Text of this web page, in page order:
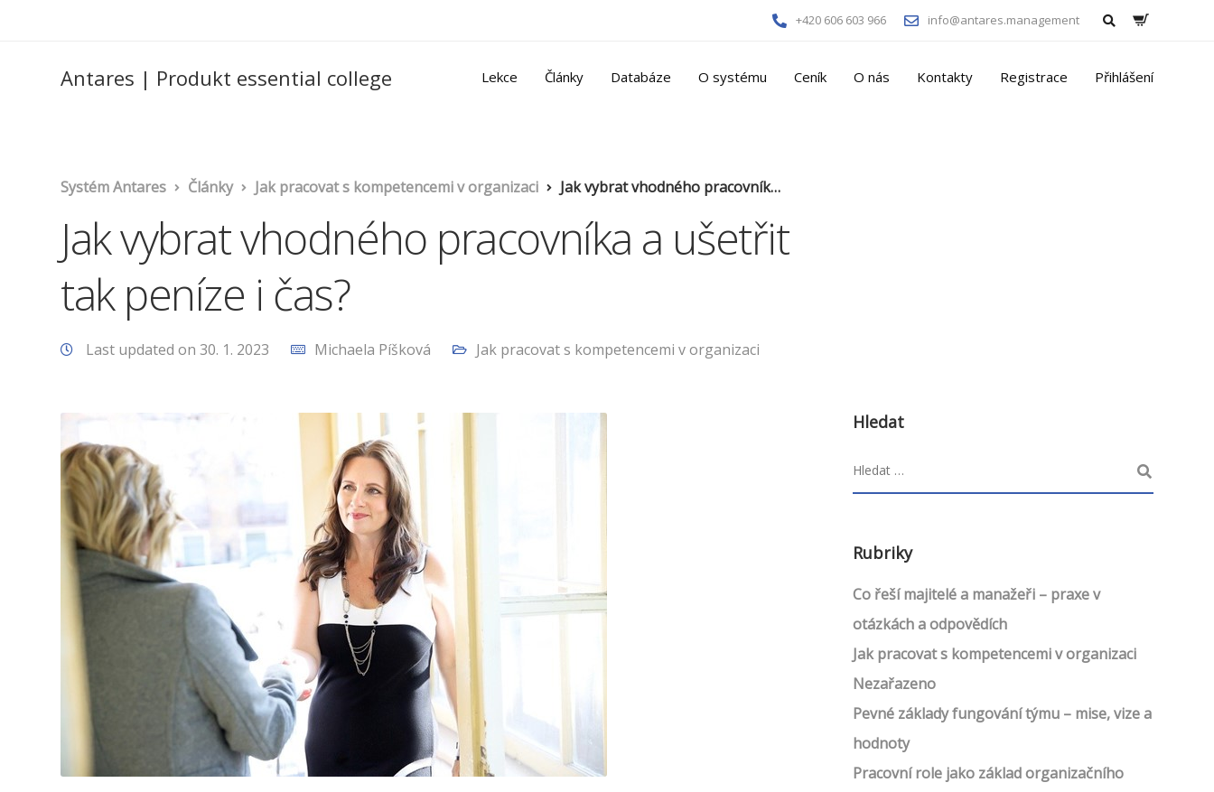
+420 606 603 966 info@antares.management
Antares | Produkt essential college Lekce Články Databáze O systému Ceník O nás Kontakty Registrace Přihlášení
Systém Antares Články Jak pracovat s kompetencemi v organizaci Jak vybrat vhodného pracovníka a ušetřit tak peníze i čas?
Jak vybrat vhodného pracovníka a ušetřit
tak peníze i čas?
Last updated on 30. 1. 2023 Michaela Píšková Jak pracovat s kompetencemi v organizaci
Hledat
Rubriky
Co řeší majitelé a manažeři – praxe v
otázkách a odpovědích
Jak pracovat s kompetencemi v organizaci
Nezařazeno
Pevné základy fungování týmu – mise, vize a
hodnoty
Pracovní role jako základ organizačního